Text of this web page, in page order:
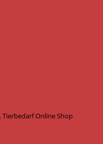
Tierbedarf Online Shop